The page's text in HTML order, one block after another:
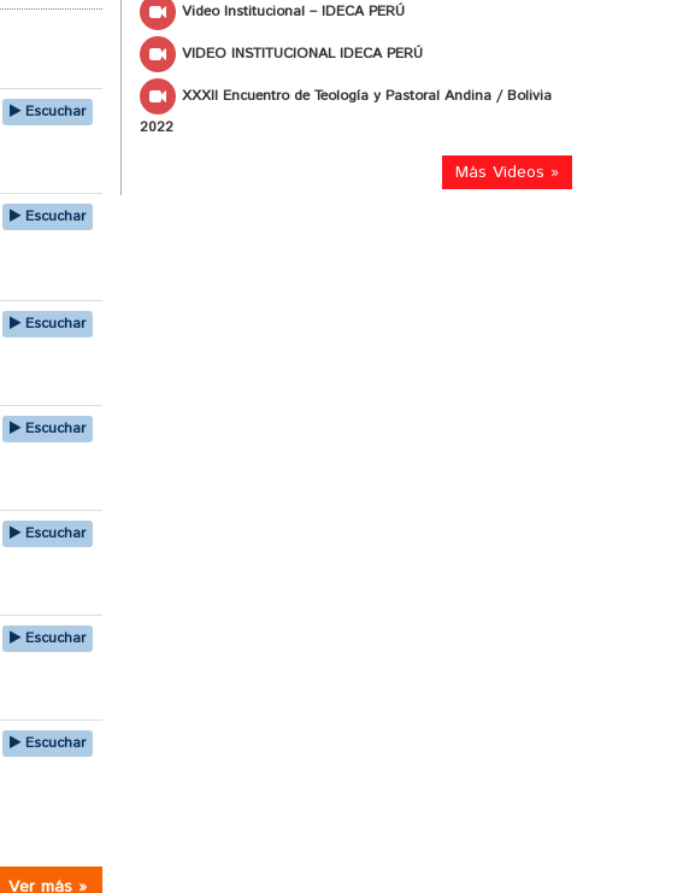
Escuchar
Escuchar
Escuchar
Escuchar
Escuchar
Escuchar
Escuchar
Ver más »
Video Institucional – IDECA PERÚ
VIDEO INSTITUCIONAL IDECA PERÚ
XXXII Encuentro de Teología y Pastoral Andina / Bolivia
2022
Más Videos »